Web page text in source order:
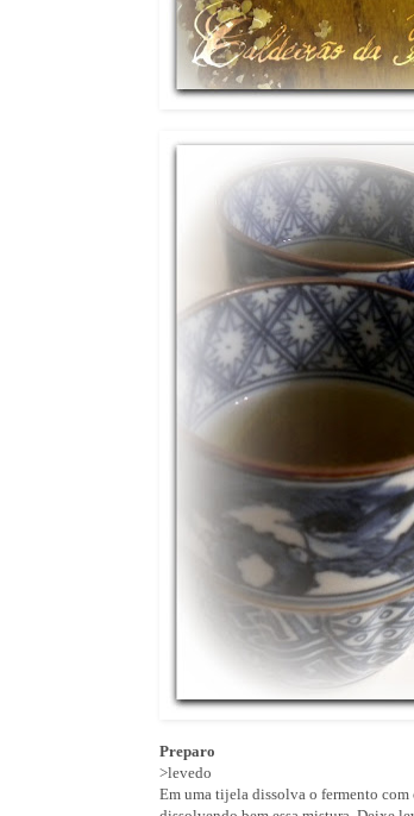
Preparo
>levedo
Em uma tijela dissolva o fermento com